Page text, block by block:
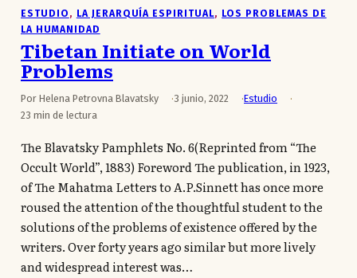
ESTUDIO , LA JERARQUÍA ESPIRITUAL, LOS PROBLEMAS DE
LA HUMANIDAD
Tibetan Initiate on World
Problems
Por Helena Petrovna Blavatsky 3 junio, 2022
Estudio
23 min de lectura
The Blavatsky Pamphlets No. 6(Reprinted from “The
Occult World”, 1883) Foreword The publication, in 1923,
of The Mahatma Letters to A.P.Sinnett has once more
roused the attention of the thoughtful student to the
solutions of the problems of existence offered by the
writers. Over forty years ago similar but more lively
and widespread interest was…